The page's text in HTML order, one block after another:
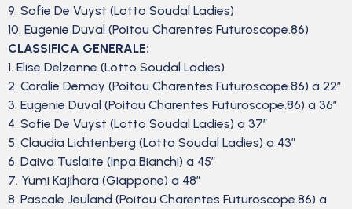
9. Sofie De Vuyst (Lotto Soudal Ladies)
10. Eugenie Duval (Poitou Charentes Futuroscope.86)
CLASSIFICA GENERALE:
1. Elise Delzenne (Lotto Soudal Ladies)
2. Coralie Demay (Poitou Charentes Futuroscope.86) a 22″
3. Eugenie Duval (Poitou Charentes Futuroscope.86) a 36″
4. Sofie De Vuyst (Lotto Soudal Ladies) a 37″
5. Claudia Lichtenberg (Lotto Soudal Ladies) a 43″
6. Daiva Tuslaite (Inpa Bianchi) a 45″
7. Yumi Kajihara (Giappone) a 48″
8. Pascale Jeuland (Poitou Charentes Futuroscope.86) a